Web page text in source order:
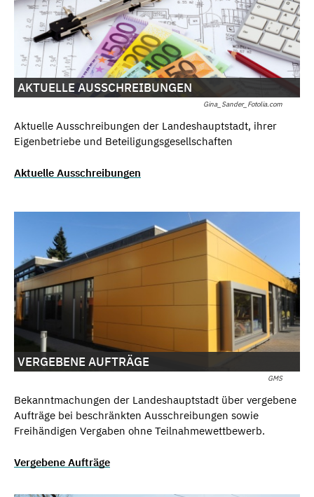
Gina_Sander_Fotolia.com
AKTUELLE AUSSCHREIBUNGEN
Aktuelle Ausschreibungen der Landeshauptstadt, ihrer
Eigenbetriebe und Beteiligungsgesellschaften
Aktuelle Ausschreibungen
GMS
VERGEBENE AUFTRÄGE
Bekanntmachungen der Landeshauptstadt über vergebene
Aufträge bei beschränkten Ausschreibungen sowie
Freihändigen Vergaben ohne Teilnahmewettbewerb.
Vergebene Aufträge